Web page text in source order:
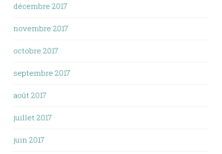
décembre 2017
novembre 2017
octobre 2017
septembre 2017
août 2017
juillet 2017
juin 2017